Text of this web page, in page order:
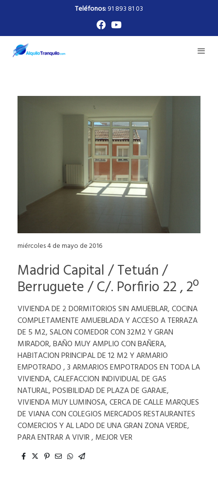
Teléfonos:91 893 81 03
miércoles 4 de mayo de 2016
Madrid Capital / Tetuán /
Berruguete / C/. Porfirio 22 , 2º
VIVIENDA DE 2 DORMITORIOS SIN AMUEBLAR, COCINA
COMPLETAMENTE AMUEBLADA Y ACCESO A TERRAZA
DE 5 M2, SALON COMEDOR CON 32M2 Y GRAN
MIRADOR, BAÑO MUY AMPLIO CON BAÑERA,
HABITACION PRINCIPAL DE 12 M2 Y ARMARIO
EMPOTRADO , 3 ARMARIOS EMPOTRADOS EN TODA LA
VIVIENDA, CALEFACCION INDIVIDUAL DE GAS
NATURAL, POSIBILIDAD DE PLAZA DE GARAJE,
VIVIENDA MUY LUMINOSA, CERCA DE CALLE MARQUES
DE VIANA CON COLEGIOS MERCADOS RESTAURANTES
COMERCIOS Y AL LADO DE UNA GRAN ZONA VERDE,
PARA ENTRAR A VIVIR , MEJOR VER